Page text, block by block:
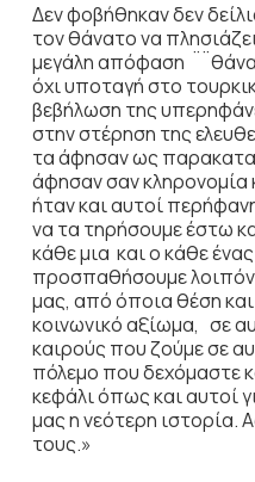
Δεν φοβήθηκαν δεν
τον θάνατο να
μεγάλη απόφαση
όχι υποταγή στο
βεβήλωση της
στην στέρηση της
τα άφησαν ως
άφησαν σαν κληρονομία
ήταν και αυτοί
να τα τηρήσουμε έστω
κάθε μια και ο κάθε
προσπαθήσουμε λοιπόν
μας, από όποια θέση
κοινωνικό αξίωμα, σε
καιρούς που ζούμε σε
πόλεμο που δεχόμαστε
κεφάλι όπως και αυτοί
μας η νεότερη ιστορία.
τους.»